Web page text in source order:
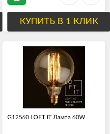
КУПИТЬ В 1 КЛИК
G12560 LOFT IT Лампа 60W